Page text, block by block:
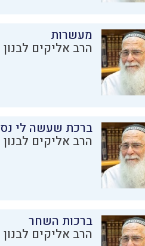
מעשרות
הרב אליקים לבנון
ברכת שעשה לי
הרב אליקים לבנון
ברכות השחר
הרב אליקים לבנון